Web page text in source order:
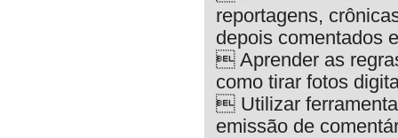
reportagens,
depois comentados
 Aprender as
como tirar fotos
 Utilizar
emissão de